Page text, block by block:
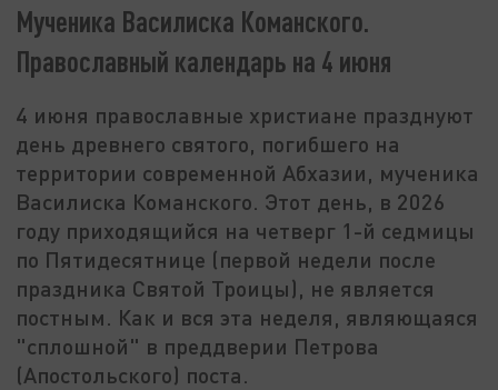
Мученика Василиска Команского.
Православный календарь на 4 июня
4 июня православные христиане празднуют
день древнего святого, погибшего на
территории современной Абхазии, мученика
Василиска Команского. Этот день, в 2026
году приходящийся на четверг 1-й седмицы
по Пятидесятнице (первой недели после
праздника Святой Троицы), не является
постным. Как и вся эта неделя, являющаяся
"сплошной" в преддверии Петрова
(Апостольского) поста.